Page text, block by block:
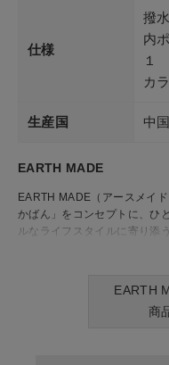
仕様
撥
内
１
カ
生産国 中国
EARTH MADE
EARTH MADE（アースメイ
かばん」をコンセプトに、ひ
ルなライフスタイルに寄り添
にもなじむリュックやショル
リュックは収納力がありなが
口の工夫など、日々の暮らし
EARTH
商